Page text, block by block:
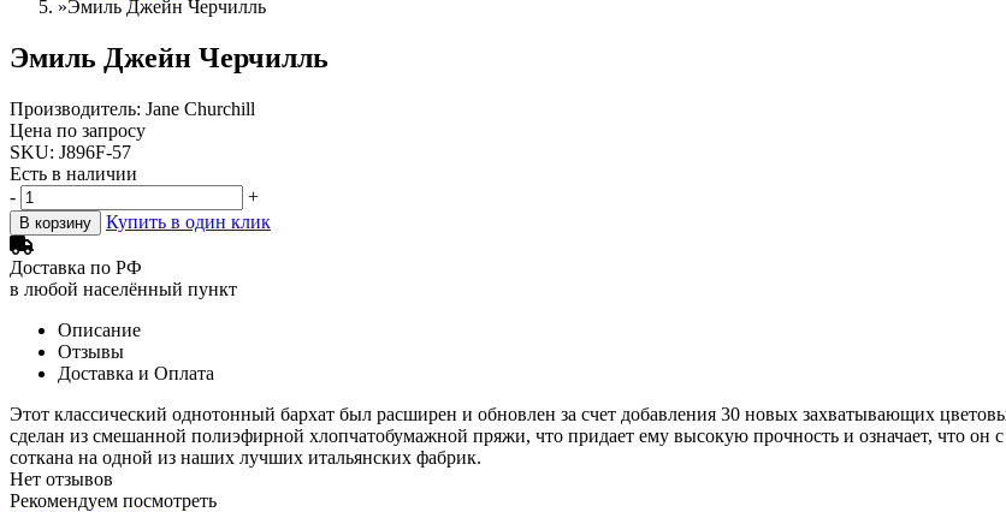
»Эмиль Джейн Черчилль
Эмиль Джейн Черчилль
Производитель: Jane Churchill
Цена по запросу
SKU: J896F-57
Есть в наличии
-
+
В корзину Купить в один клик
Доставка по РФ
в любой населённый пункт
Описание
Отзывы
Доставка и Оплата
Этот классический однотонный бархат был расширен и обновлен за счет добавления 30 новых захватывающих
сделан из смешанной полиэфирной хлопчатобумажной пряжи, что придает ему высокую прочность и означает, что он
соткана на одной из наших лучших итальянских фабрик.
Нет отзывов
Рекомендуем посмотреть